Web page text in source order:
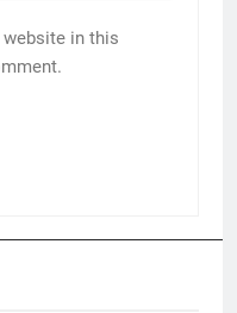
website in this